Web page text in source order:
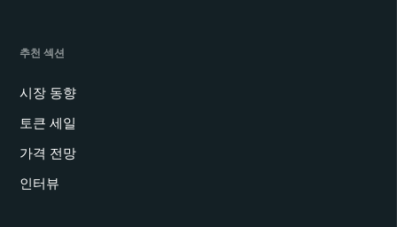
추천 섹션
시장 동향
토큰 세일
가격 전망
인터뷰